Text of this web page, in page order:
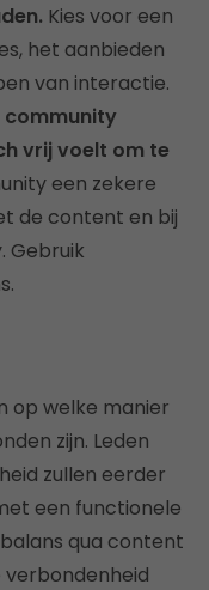
Kies voor een
het aanbieden
van interactie.
community
vrij voelt om te
een zekere
de content en bij
Gebruik
op welke manier
zijn. Leden
zullen eerder
een functionele
qua content